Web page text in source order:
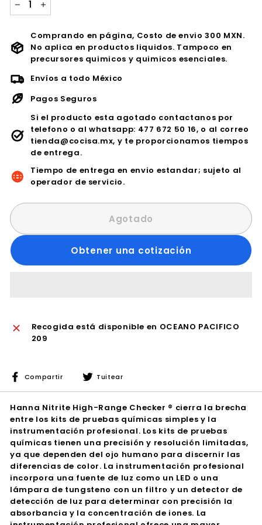
Comprando en página, Costo de envio 300 MXN.
No aplica en productos liquidos. Tampoco en
precursores quimicos y quimicos esenciales.
Envíos a todo México
Pagos Seguros
Si el producto esta agotado contactanos por
telefono o al whatsapp: 477 672 50 16, o al correo
tienda@cocisa.mx, y te proporcionamos tiempos
de entrega.
Tiempo de entrega en envio estandar; sujeto al
operador de servicio.
Agotado
Obtener una cotización
Recogida está disponible en OCEANO PACIFICO
209
Compartir
Compartir
Tuitear
Hanna Nitrite High-Range Checker ® cierra la brecha
entre los kits de pruebas químicas simples y la
instrumentación profesional. Los kits de pruebas
químicas tienen una precisión y resolución limitadas,
ya que dependen del ojo humano para discernir las
diferencias de color. La instrumentación profesional
incorpora una fuente de luz como un LED o una
lámpara de tungsteno con un filtro y un detector de
detección de luz para determinar con precisión la
absorbancia y la concentración de iones. La